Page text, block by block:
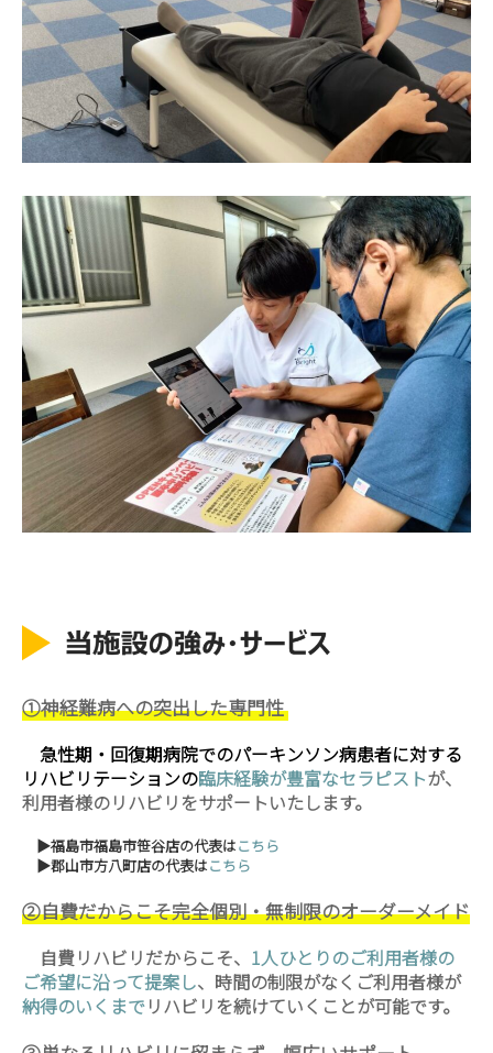
①神経難病への突出した専門性
急性期・回復期病院でのパーキンソン病患者に対する
リハビリテーションの臨床経験が豊富なセラピストが、
利用者様のリハビリをサポートいたします。
▶福島市福島市笹谷店の代表はこちら
▶郡山市方八町店の代表はこちら
②自費だからこそ完全個別・無制限のオーダーメイド
自費リハビリだからこそ、 1人ひとりのご利用者様の
ご希望に沿って提案し、時間の制限がなくご利用者様が
納得のいくまでリハビリを続けていくことが可能です。